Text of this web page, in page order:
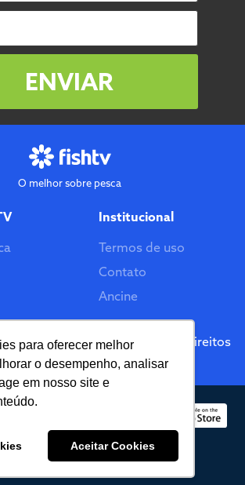
para oferecer melhor
o desempenho, analisar
em nosso site e
Aceitar Cookies
ENVIAR
O melhor sobre pesca
Institucional
Termos de uso
Contato
Ancine
© 2026 Fish TV - Todos Direitos
Reservados. Versão 2.0